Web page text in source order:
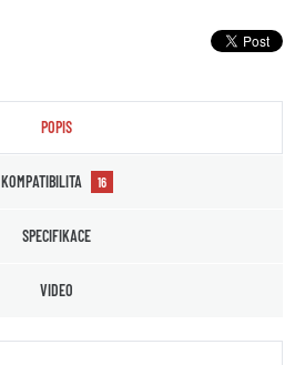
POPIS
KOMPATIBILITA 16
SPECIFIKACE
VIDEO